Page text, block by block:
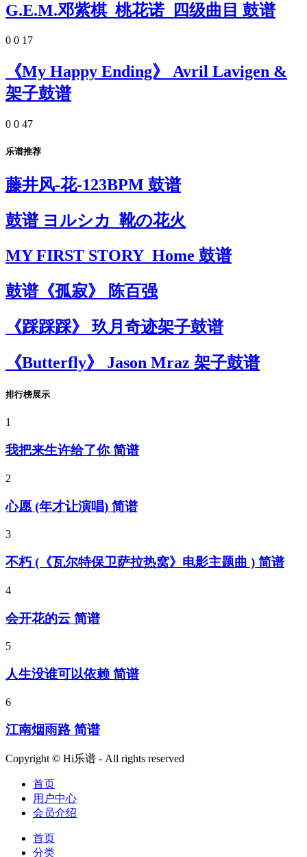
G.E.M.邓紫棋_桃花诺_四级曲目 鼓谱
0 0 17
《My Happy Ending》 Avril Lavigen &
架子鼓谱
0 0 47
乐谱推荐
藤井风-花-123BPM 鼓谱
鼓谱 ヨルシカ_靴の花火
MY FIRST STORY_Home 鼓谱
鼓谱《孤寂》 陈百强
《踩踩踩》 玖月奇迹架子鼓谱
《Butterfly》 Jason Mraz 架子鼓谱
排行榜展示
1
我把来生许给了你 简谱
2
心愿 (年才让演唱) 简谱
3
不朽 (《瓦尔特保卫萨拉热窝》电影主题曲 ) 简谱
4
会开花的云 简谱
5
人生没谁可以依赖 简谱
6
江南烟雨路 简谱
Copyright © Hi乐谱 - All rights reserved
首页
用户中心
会员介绍
首页
分类